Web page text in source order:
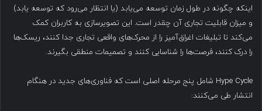
اینکه چگونه در طول زمان توسعه می‌یابد (یا انتظار می‌رود که توسعه یابد)
و میزان قابلیت تجاری آن چقدر است. این تصویرسازی به کاربران کمک
می‌کند تا تبلیغات اغراق‌آمیز را از محرک‌های واقعی تجاری جدا کنند، ریسک‌ها
را درک کنند، فرصت‌ها را شناسایی کنند و تصمیمات منطقی بگیرند.
Hype Cycle شامل پنج مرحله اصلی است که فناوری‌های جدید در هنگام
انتشار طی می‌کنند: